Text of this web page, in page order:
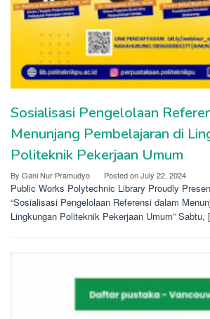
Sosialisasi Pengelolaan
Menunjang Pembelajaran di
Politeknik Pekerjaan Umum
By Gani Nur Pramudyo Posted onJuly 22, 2024
Public Works Polytechnic Library Proudly
“Sosialisasi Pengelolaan Referensi dalam
Lingkungan Politeknik Pekerjaan Umum”